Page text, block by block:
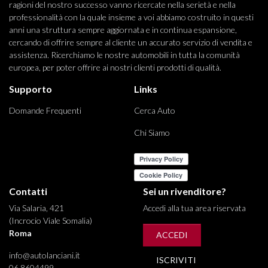
ragioni del nostro successo vanno ricercate nella serietà e nella
professionalità con la quale insieme a voi abbiamo costruito in questi
anni una struttura sempre aggiornata e in continua espansione,
cercando di offrire sempre al cliente un accurato servizio di vendita e
assistenza. Ricerchiamo le nostre automobili in tutta la comunità
europea, per poter offrire ai nostri clienti prodotti di qualità.
Supporto
Domande Frequenti
Links
Cerca Auto
Chi Siamo
Contatti
Via Salaria, 421
(Incrocio Viale Somalia)
Roma
info@autolanciani.it
Sei un rivenditore?
Accedi alla tua area riservata
ACCEDI
ISCRIVITI